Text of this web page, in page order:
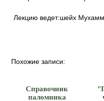
Лекцию ведет:шейх
Похожие записи:
Справочник
паломника